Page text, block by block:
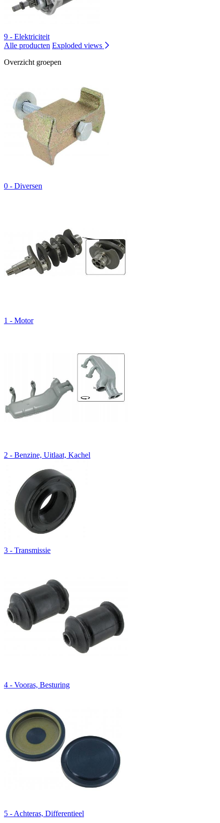
9 - Elektriciteit
Alle producten Exploded views
Overzicht groepen
0 - Diversen
1 - Motor
2 - Benzine, Uitlaat, Kachel
3 - Transmissie
4 - Vooras, Besturing
5 - Achteras, Differentieel